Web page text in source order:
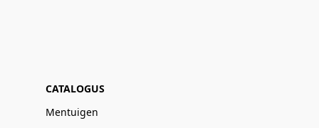
CATALOGUS
Mentuigen